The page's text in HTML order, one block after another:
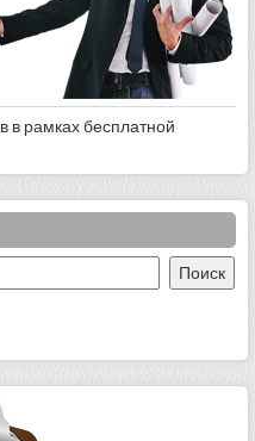
в рамках бесплатной